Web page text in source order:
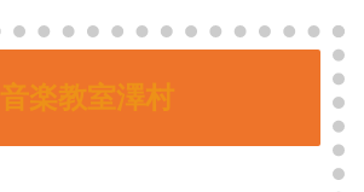
音楽教室澤村